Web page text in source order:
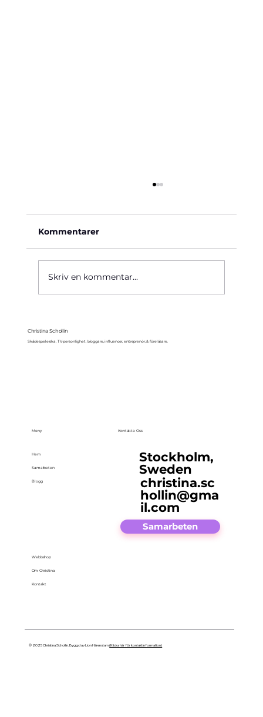
Kommentarer
Skriv en kommentar...
Christina Schollin
Skådespelerska, TV-personlighet, bloggare, influencer, entreprenör, & föreläsare.
Meny
Hem
Samarbeten
Blogg
Webbshop
Om Christina
Kontakt
Kontakta Oss
Stockholm,
Sweden
christina.sc
hollin@gma
il.com
Samarbeten
© 2025 Christina Schollin. Byggd av Lion Härenstam(Klicka här för kontaktinformation)